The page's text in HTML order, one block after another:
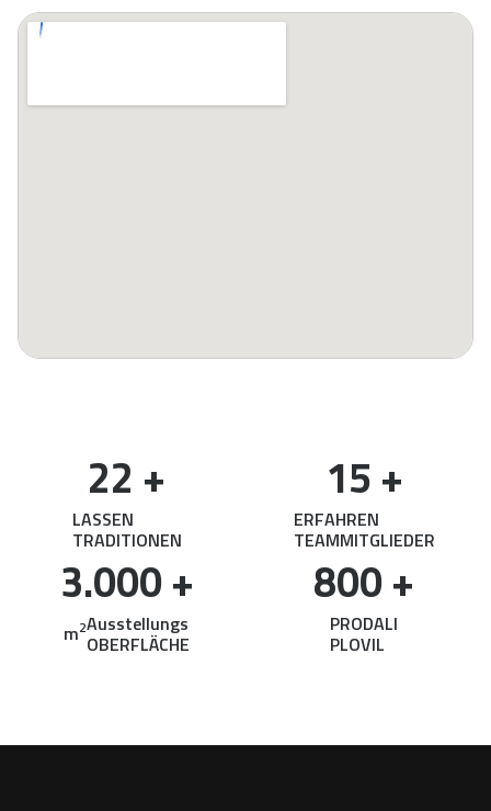
LASSEN
TRADITIONEN
22 +
ERFAHREN
TEAMMITGLIEDER
15 +
m2Ausstellungs
OBERFLÄCHE
3.000 +
PRODALI
PLOVIL
800 +